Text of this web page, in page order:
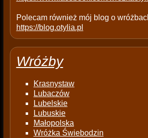
Polecam również mój blog o
https://blog.otylia.pl
Wróżby
Krasnystaw
Lubaczów
Lubelskie
Lubuskie
Małopolska
Wróżka Świebodzin